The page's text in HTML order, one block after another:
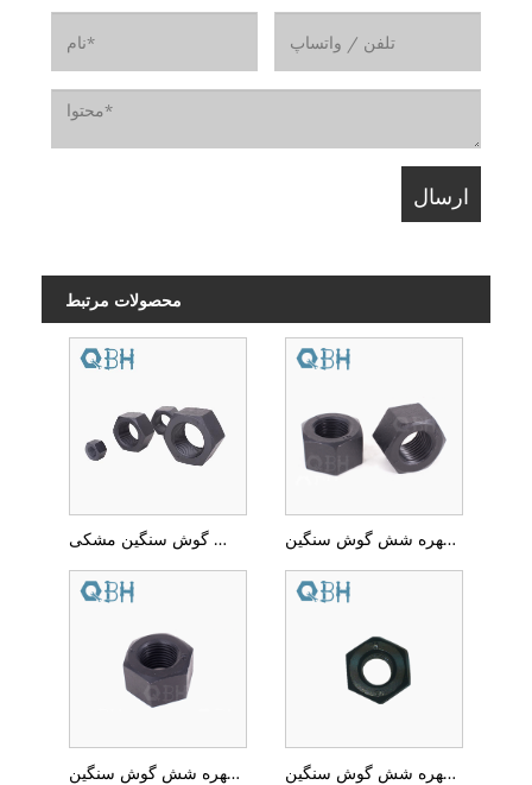
محصولات مرتبط
مهره شش گوش سنگین مشکی DIN555 مهره شش گوش سنگین ASTM A194-2HM
مهره شش گوش سنگین ASTM A194-4 مهره شش گوش سنگین ASTM A194-7